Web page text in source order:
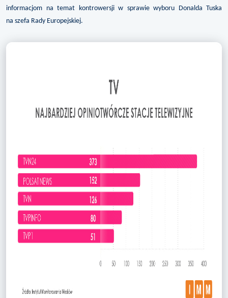
informacjom na temat kontrowersji w sprawie wyboru Donalda Tuska
na szefa Rady Europejskiej.